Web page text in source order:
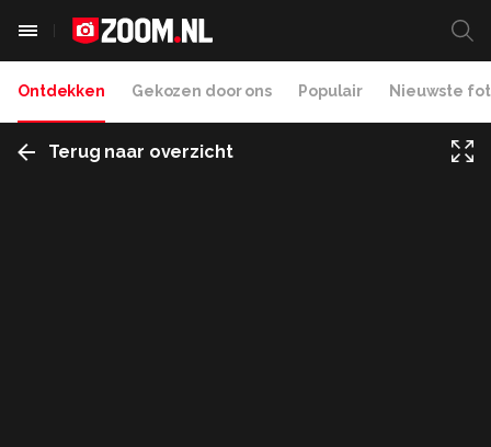
Ontdekken Gekozen door ons Populair Nieuwste
Terug naar overzicht